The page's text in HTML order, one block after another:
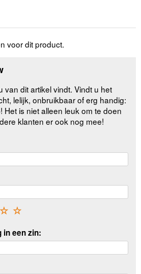
voor dit product.
van dit artikel vindt. Vindt u het
lelijk, onbruikbaar of erg handig:
Het is niet alleen leuk om te doen
klanten er ook nog mee!
☆
☆
in een zin: